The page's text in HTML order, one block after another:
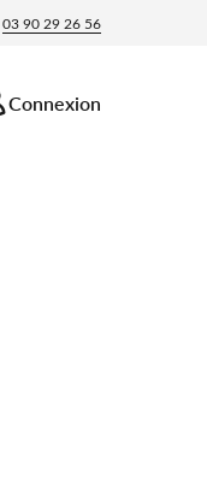
03 90 29 26 56
Connexion